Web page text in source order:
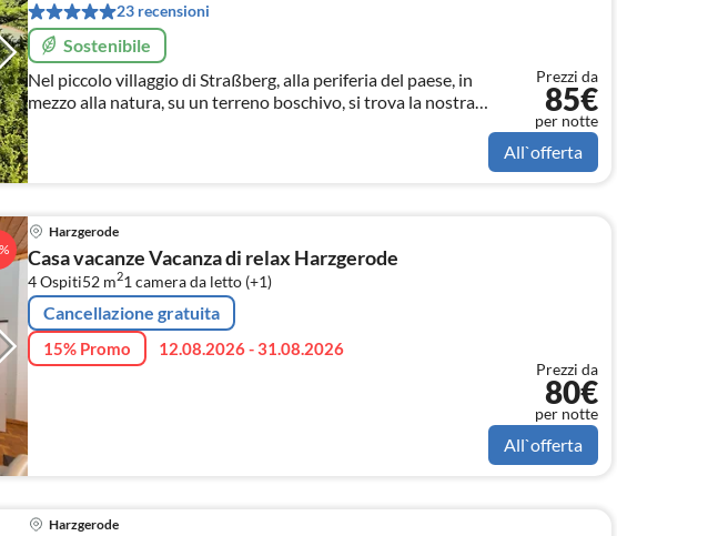
23 recensioni
Sostenibile
Nel piccolo villaggio di Straßberg, alla periferia del paese, in
mezzo alla natura, su un terreno boschivo, si trova la nostra
casa vacanze. È adatto per un massimo di 4 persone.
Prezzi da
85€
per notte
All`offerta
Harzgerode
Casa vacanze Vacanza di relax Harzgerode
4 Ospiti52 m21 camera da letto (+1)
Cancellazione gratuita
15% Promo 12.08.2026 - 31.08.2026
Prezzi da
80€
per notte
All`offerta
Harzgerode